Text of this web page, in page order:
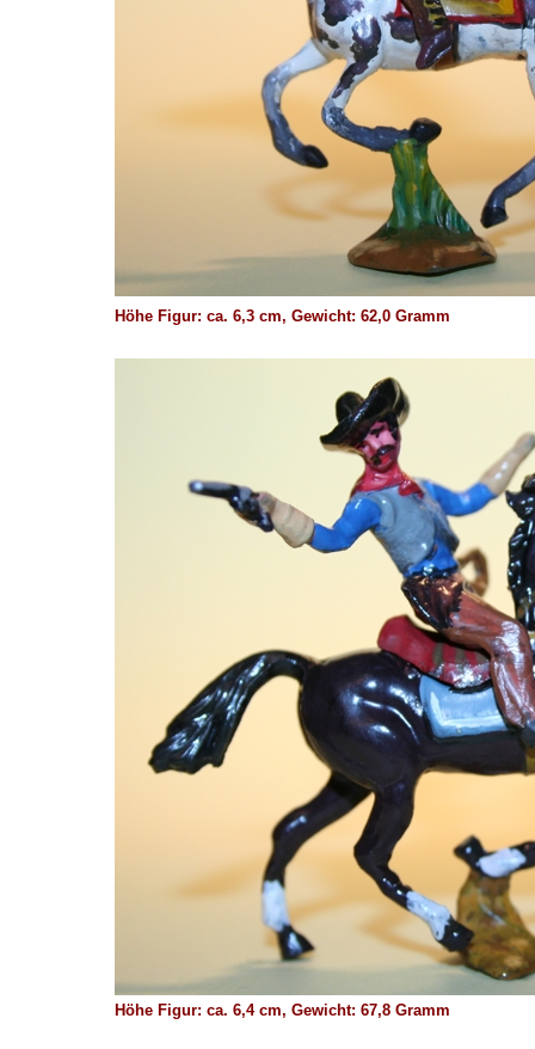
Höhe Figur: ca. 6,3 cm, Gewicht: 62,0 Gramm
Höhe Figur: ca. 6,4 cm, Gewicht: 67,8 Gramm